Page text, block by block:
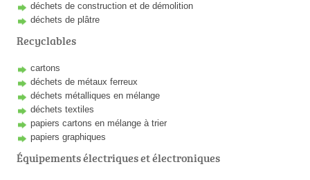
déchets de construction et de démolition
déchets de plâtre
Recyclables
cartons
déchets de métaux ferreux
déchets métalliques en mélange
déchets textiles
papiers cartons en mélange à trier
papiers graphiques
Équipements électriques et électroniques